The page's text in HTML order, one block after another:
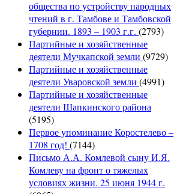
общества по устройству народных
чтений в г. Тамбове и Тамбовской
губернии. 1893 – 1903 г.г. (2793)
Партийные и хозяйственные
деятели Мучкапской земли (9729)
Партийные и хозяйственные
деятели Уваровской земли (4991)
Партийные и хозяйственные
деятели Шапкинского района
(5195)
Первое упоминание Коростелево –
1708 год! (7144)
Письмо А.А. Комлевой сыну И.Я.
Комлеву на фронт о тяжелых
условиях жизни. 25 июня 1944 г.